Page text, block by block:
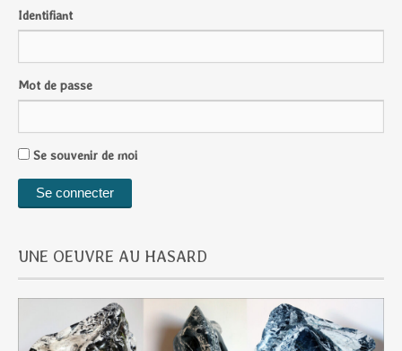
Identifiant
Mot de passe
Se souvenir de moi
UNE OEUVRE AU HASARD